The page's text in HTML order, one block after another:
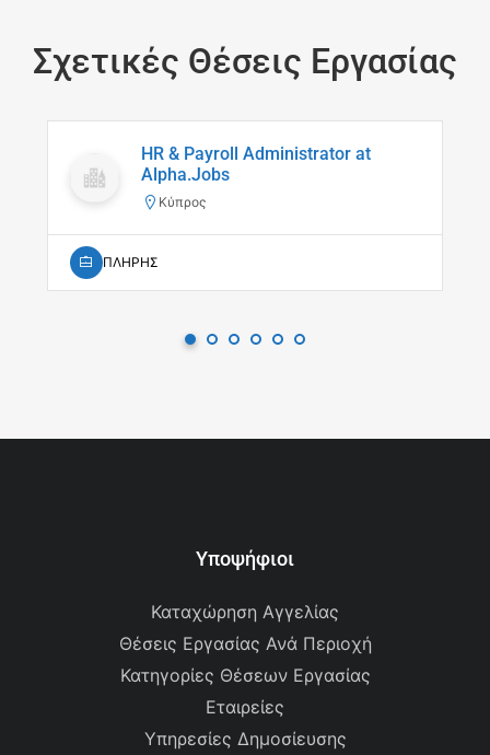
Σχετικές Θέσεις Εργασίας
HR & Payroll Administrator at
Alpha.Jobs
Κύπρος
ΠΛΗΡΗΣ
Υποψήφιοι
Καταχώρηση Αγγελίας
Θέσεις Εργασίας Ανά Περιοχή
Κατηγορίες Θέσεων Εργασίας
Εταιρείες
Υπηρεσίες Δημοσίευσης